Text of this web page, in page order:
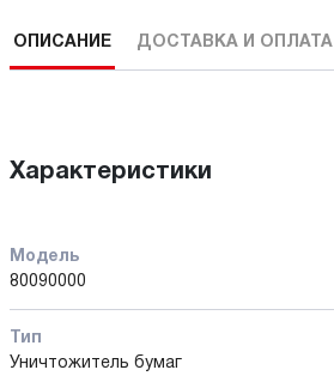
ОПИСАНИЕ ДОСТАВКА И ОПЛАТА
Характеристики
Модель
80090000
Тип
Уничтожитель бумаг